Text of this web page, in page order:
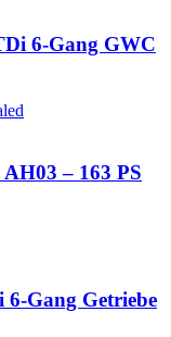
6-Gang GWC
– 163 PS
Gang Getriebe